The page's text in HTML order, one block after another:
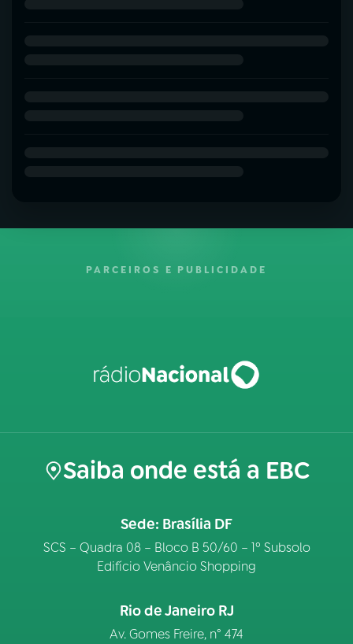
PARCEIROS E PUBLICIDADE
Saiba onde está a EBC
Sede: Brasília DF
SCS – Quadra 08 – Bloco B 50/60 – 1º Subsolo
Edifício Venâncio Shopping
Rio de Janeiro RJ
Av. Gomes Freire, n° 474